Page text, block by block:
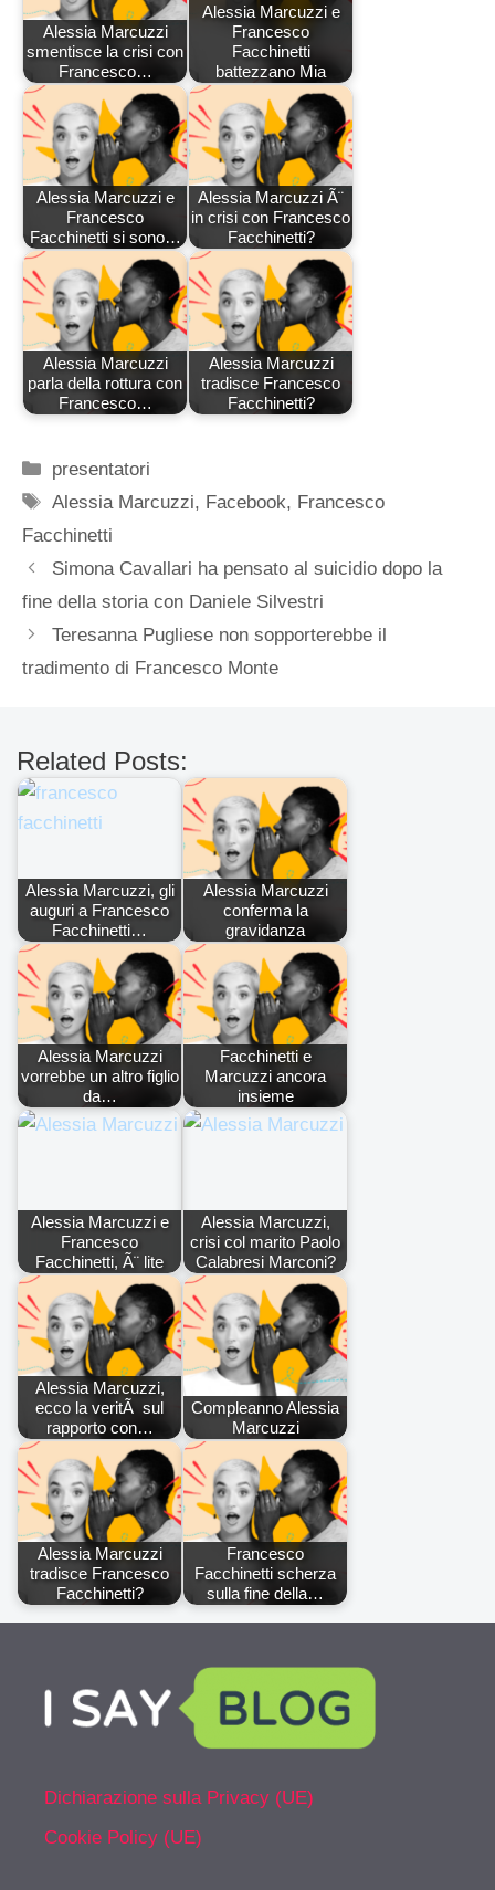
Alessia Marcuzzi
smentisce la crisi con
Francesco…
Alessia Marcuzzi e
Francesco
Facchinetti
battezzano Mia
Alessia Marcuzzi e
Francesco
Facchinetti si sono…
Alessia Marcuzzi Ã¨
in crisi con Francesco
Facchinetti?
Alessia Marcuzzi
parla della rottura con
Francesco…
Alessia Marcuzzi
tradisce Francesco
Facchinetti?
Categorie
presentatori
Tag
Alessia Marcuzzi, Facebook, Francesco
Facchinetti
Simona Cavallari ha pensato al suicidio dopo la
fine della storia con Daniele Silvestri
Teresanna Pugliese non sopporterebbe il
tradimento di Francesco Monte
Related Posts:
Alessia Marcuzzi, gli
auguri a Francesco
Facchinetti…
Alessia Marcuzzi
conferma la
gravidanza
Alessia Marcuzzi
vorrebbe un altro figlio
da…
Facchinetti e
Marcuzzi ancora
insieme
Alessia Marcuzzi e
Francesco
Facchinetti, Ã¨ lite
Alessia Marcuzzi,
crisi col marito Paolo
Calabresi Marconi?
Alessia Marcuzzi,
ecco la veritÃ sul
rapporto con…
Compleanno Alessia
Marcuzzi
Alessia Marcuzzi
tradisce Francesco
Facchinetti?
Francesco
Facchinetti scherza
sulla fine della…
Dichiarazione sulla Privacy (UE)
Cookie Policy (UE)